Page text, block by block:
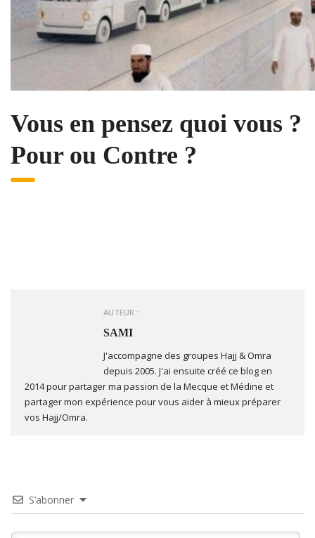
Vous en pensez quoi vous ?
Pour ou Contre ?
AUTEUR :
SAMI
J'accompagne des groupes Hajj & Omra
depuis 2005. J'ai ensuite créé ce blog en
2014 pour partager ma passion de la Mecque et Médine et
partager mon expérience pour vous aider à mieux préparer
vos Hajj/Omra.
S’abonner